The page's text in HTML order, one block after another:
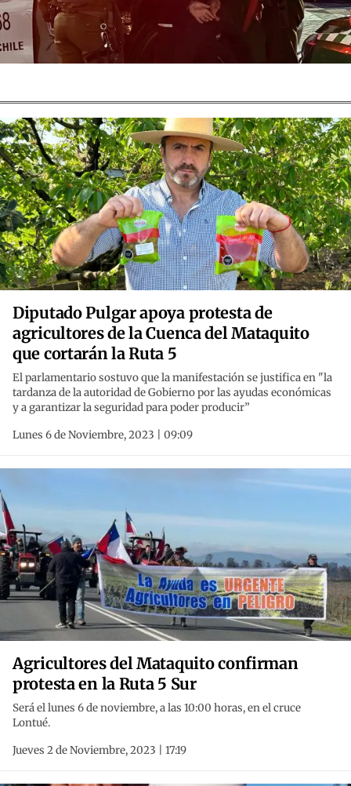
Diputado Pulgar apoya protesta de
agricultores de la Cuenca del Mataquito
que cortarán la Ruta 5
El parlamentario sostuvo que la manifestación se justifica en "la
tardanza de la autoridad de Gobierno por las ayudas económicas
y a garantizar la seguridad para poder producir”
Lunes 6 de Noviembre, 2023 | 09:09
Agricultores del Mataquito confirman
protesta en la Ruta 5 Sur
Será el lunes 6 de noviembre, a las 10:00 horas, en el cruce
Lontué.
Jueves 2 de Noviembre, 2023 | 17:19